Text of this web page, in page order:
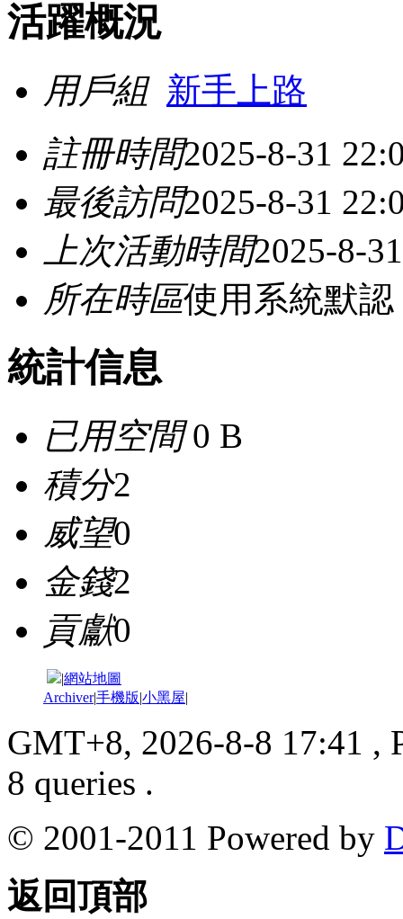
活躍概況
用戶組 新手上路
註冊時間2025-8-31
最後訪問2025-8-31
上次活動時間2025-8-
所在時區使用系統默認
統計信息
已用空間0 B
積分2
威望0
金錢2
貢獻0
|網站地圖
Archiver|手機版|小黑屋|
GMT+8, 2026-8-8 17:41 ,
8 queries .
© 2001-2011 Powered by
返回頂部